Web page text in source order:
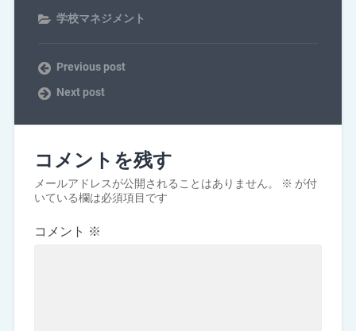
学校マネジメント
Previous post
Next post
コメントを残す
メールアドレスが公開されることはありません。 ※ が付
いている欄は必須項目です
コメント ※